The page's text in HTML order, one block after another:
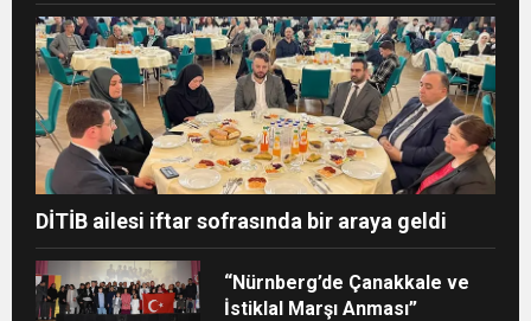
DİTİB ailesi iftar sofrasında bir araya geldi
“Nürnberg’de Çanakkale ve
İstiklal Marşı Anması”